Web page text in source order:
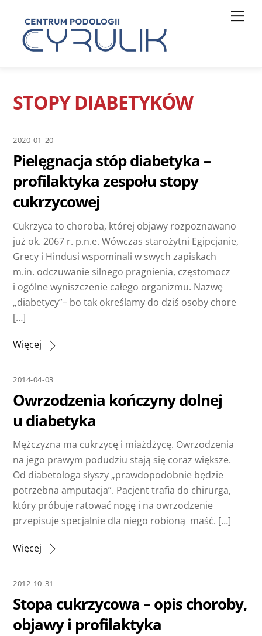
content
STOPY DIABETYKÓW
2020-01-20
Pielęgnacja stóp diabetyka –
profilaktyka zespołu stopy
cukrzycowej
Cukrzyca to choroba, której objawy rozpoznawano
już ok. 2067 r. p.n.e. Wówczas starożytni Egipcjanie,
Grecy i Hindusi wspominali w swych zapiskach
m.in. odczuwanie silnego pragnienia, częstomocz
i ogólne wyniszczenie całego organizmu. Nazwę
„diabetycy”– bo tak określamy do dziś osoby chore
[…]
Więcej
2014-04-03
Owrzodzenia kończyny dolnej
u diabetyka
Mężczyzna ma cukrzycę i miażdżycę. Owrzodzenia
na jego prawym podudziu stają się coraz większe.
Od diabetologa słyszy „prawdopodobnie będzie
potrzebna amputacja”. Pacjent trafia do chirurga,
który próbuje ratować nogę i na owrzodzenie
przepisuje specjalnie dla niego robioną maść. […]
Więcej
2012-10-31
Stopa cukrzycowa – opis choroby,
objawy i profilaktyka